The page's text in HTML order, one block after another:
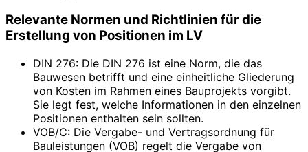
Relevante Normen und Richtlinien für die
Erstellung von Positionen im LV
DIN 276: Die DIN 276 ist eine Norm, die das
Bauwesen betrifft und eine einheitliche Gliederung
von Kosten im Rahmen eines Bauprojekts vorgibt.
Sie legt fest, welche Informationen in den einzelnen
Positionen enthalten sein sollten.
VOB/C: Die Vergabe- und Vertragsordnung für
Bauleistungen (VOB) regelt die Vergabe von